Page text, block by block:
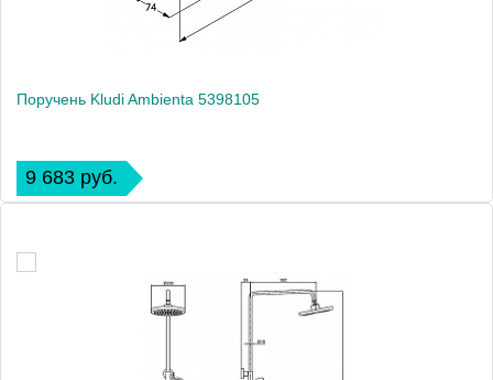
Поручень Kludi Ambienta 5398105
9 683 руб.